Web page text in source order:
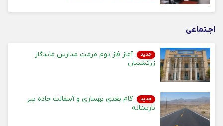
اجـتماعی
جدید
آغاز فاز دوم مرمت مدارس ماندگار
زرتشتیان
جدید
گام بعدی بهسازی و آسفالت جاده پیر
نارستانه